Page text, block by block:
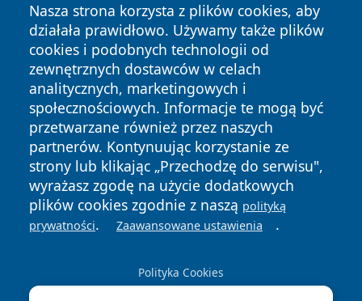
Nasza strona korzysta z plików cookies, aby
działała prawidłowo. Używamy także plików
cookies i podobnych technologii od
zewnętrznych dostawców w celach
analitycznych, marketingowych i
społecznościowych. Informacje te mogą być
przetwarzane również przez naszych
partnerów. Kontynuując korzystanie ze
strony lub klikając „Przechodzę do serwisu",
wyrażasz zgodę na użycie dodatkowych
plików cookies zgodnie z naszą polityką
prywatności. Zaawansowane ustawienia .
Polityka Cookies
Copyright © 2026 leszczynski24.pl Wszystkie prawa
zastrzeżone.
News Autorzy
Polityka
Prywatności
Polityka
Cookies